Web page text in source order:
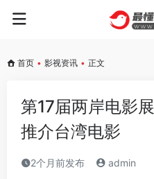
首页 • 影视资讯 • 正文
第17届两岸电影
推介台湾电影
2个月前发布 admin